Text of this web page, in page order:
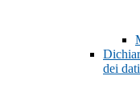
dei dati